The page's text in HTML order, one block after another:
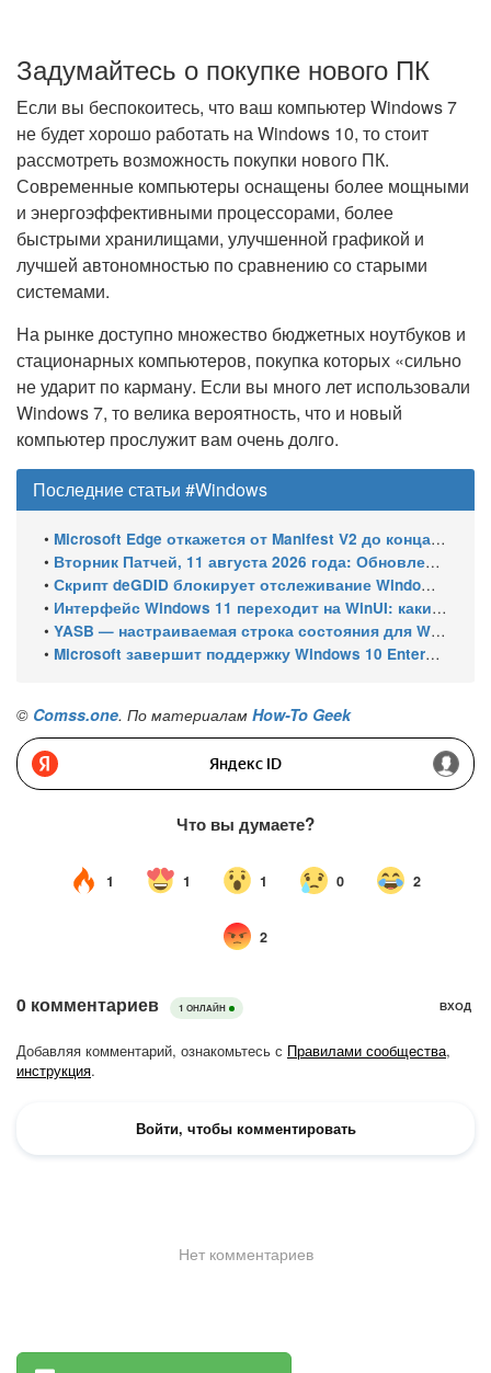
Задумайтесь о покупке нового ПК
Если вы беспокоитесь, что ваш компьютер Windows 7
не будет хорошо работать на Windows 10, то стоит
рассмотреть возможность покупки нового ПК.
Современные компьютеры оснащены более мощными
и энергоэффективными процессорами, более
быстрыми хранилищами, улучшенной графикой и
лучшей автономностью по сравнению со старыми
системами.
На рынке доступно множество бюджетных ноутбуков и
стационарных компьютеров, покупка которых «сильно
не ударит по карману. Если вы много лет использовали
Windows 7, то велика вероятность, что и новый
компьютер прослужит вам очень долго.
Последние статьи #Windows
• Microsoft Edge откажется от Manifest V2 до конца 2026 года – классический uBlock Origin перестанет работать
• Вторник Патчей, 11 августа 2026 года: Обновления безопасности для Windows 11 (включая KB5121003), ESU-обновления для Windows 10
• Скрипт deGDID блокирует отслеживание Windows по глобальному идентификатору устройства
• Интерфейс Windows 11 переходит на WinUI: какие системные элементы обновит Microsoft
• YASB — настраиваемая строка состояния для Windows с виджетами и поддержкой нескольких мониторов
• Microsoft завершит поддержку Windows 10 Enterprise LTSC 2021 в январе 2027 года. ESU продлят обновления до января 2030 года
© Comss.one. По материалам How-To Geek